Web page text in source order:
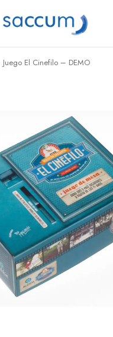
Juego El Cinefilo – DEMO